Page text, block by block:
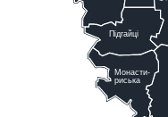
Підгайці
Монасти-
риська